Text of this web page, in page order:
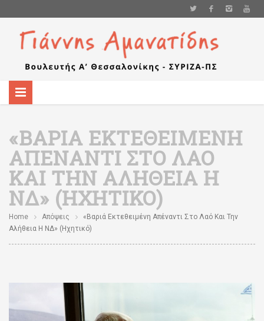
«ΒΑΡΙΆ ΕΚΤΕΘΕΙΜΈΝΗ
ΑΠΈΝΑΝΤΙ ΣΤΟ ΛΑΌ
ΚΑΙ ΤΗΝ ΑΛΉΘΕΙΑ Η
ΝΔ» (ΗΧΗΤΙΚΌ)
Home Απόψεις
«Βαριά Εκτεθειμένη Απέναντι Στο Λαό Και Την
Αλήθεια Η ΝΔ» (ηχητικό)